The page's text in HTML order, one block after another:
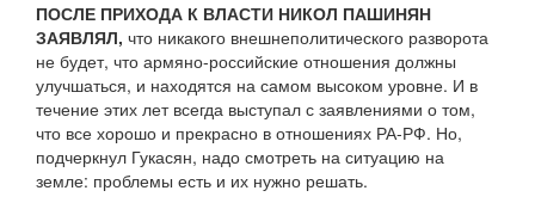
ПОСЛЕ ПРИХОДА К ВЛАСТИ НИКОЛ ПАШИНЯН
ЗАЯВЛЯЛ, что никакого внешнеполитического разворота
не будет, что армяно-российские отношения должны
улучшаться, и находятся на самом высоком уровне. И в
течение этих лет всегда выступал с заявлениями о том,
что все хорошо и прекрасно в отношениях РА-РФ. Но,
подчеркнул Гукасян, надо смотреть на ситуацию на
земле: проблемы есть и их нужно решать.